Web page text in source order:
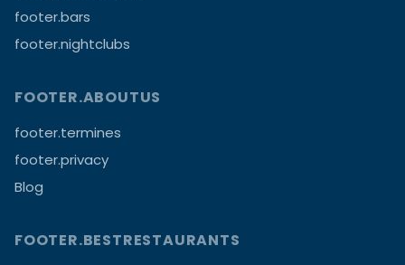
footer.bars
footer.nightclubs
FOOTER.ABOUTUS
footer.termines
footer.privacy
Blog
FOOTER.BESTRESTAURANTS